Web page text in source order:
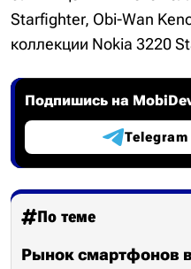
Starfighter, Obi-Wan
коллекции Nokia 3220
Подпишись на
Telegram
По теме
Рынок смартфонов в